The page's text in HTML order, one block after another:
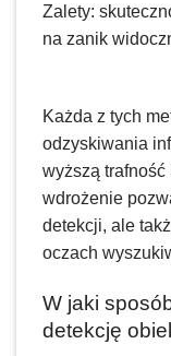
Zalety:
na zanik
Każda z tych
odzyskiwania
wyższą
wdrożenie
detekcji, ale
oczach
W jaki
detekcję